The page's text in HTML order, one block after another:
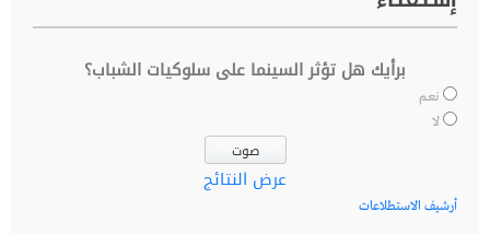
برأيك هل تؤثر السينما على سلوكيات الشباب؟
نعم
لا
عرض النتائج
أرشيف الاستطلاعات